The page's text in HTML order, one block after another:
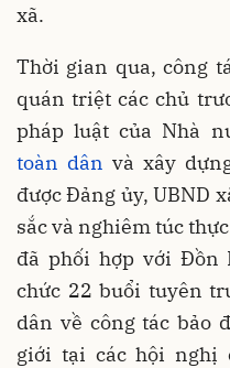
xã.
Thời gian qua, công
quán triệt các chủ
pháp luật của Nhà
toàn dân và xây
được Đảng ủy, UBND
sắc và nghiêm túc
đã phối hợp với Đồn
chức 22 buổi tuyên
dân về công tác bảo
giới tại các hội nghị